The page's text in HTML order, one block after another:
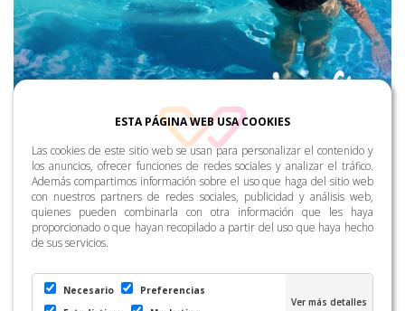
Publicidad
ESTA PÁGINA WEB USA COOKIES
Las cookies de este sitio web se usan para personalizar el contenido y
los anuncios, ofrecer funciones de redes sociales y analizar el tráfico.
Además compartimos información sobre el uso que haga del sitio web
con nuestros partners de redes sociales, publicidad y análisis web,
quienes pueden combinarla con otra información que les haya
proporcionado o que hayan recopilado a partir del uso que haya hecho
de sus servicios.
Necesario
Preferencias